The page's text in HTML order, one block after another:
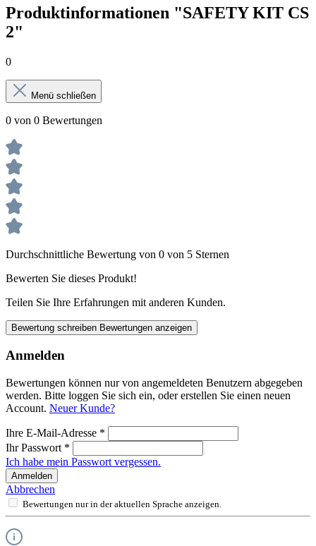
Produktinformationen "SAFETY KIT CS
2"
0
Menü schließen
0 von 0 Bewertungen
Durchschnittliche Bewertung von 0 von 5 Sternen
Bewerten Sie dieses Produkt!
Teilen Sie Ihre Erfahrungen mit anderen Kunden.
Bewertung schreiben Bewertungen anzeigen
Anmelden
Bewertungen können nur von angemeldeten Benutzern abgegeben
werden. Bitte loggen Sie sich ein, oder erstellen Sie einen neuen
Account. Neuer Kunde?
Ihre E-Mail-Adresse *
Ihr Passwort *
Ich habe mein Passwort vergessen.
Anmelden
Abbrechen
Bewertungen nur in der aktuellen Sprache anzeigen.